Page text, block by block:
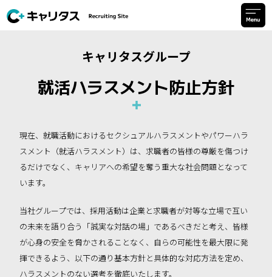
キャリタスグループ
就活ハラスメント防止方針
現在、就職活動におけるセクシュアルハラスメントやパワーハラ
スメント（就活ハラスメント）は、求職者の皆様の尊厳を傷つけ
るだけでなく、キャリアへの希望を奪う重大な社会問題となって
います。
当社グループでは、採用活動は企業と求職者が対等な立場で互い
の未来を語り合う「誠実な対話の場」であるべきだと考え、皆様
が心身の安全を脅かされることなく、自らの可能性を最大限に発
揮できるよう、以下の通り基本方針と具体的な対応方法を定め、
ハラスメントのない選考を徹底いたします。